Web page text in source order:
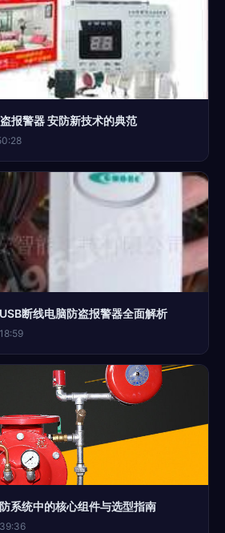
报警器 安防新技术的典范
断线电脑防盗报警器全面解析
系统中的核心组件与选型指南